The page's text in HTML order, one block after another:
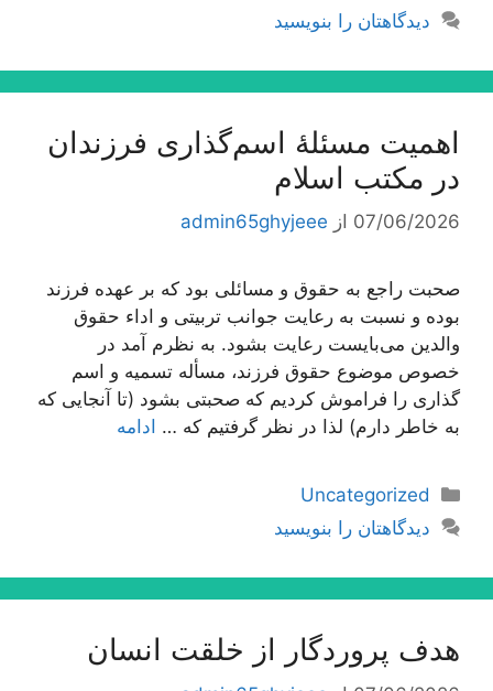
دیدگاهتان را بنویسید
اهمیت مسئلۀ اسم‌گذارى فرزندان
در مكتب اسلام
07/06/2026 از admin65ghyjeee
صحبت راجع به حقوق و مسائلی بود كه بر عهده فرزند
بوده و نسبت به رعایت جوانب تربیتی و اداء حقوق
والدین می‌بایست رعایت بشود. به نظرم آمد در
خصوص موضوع حقوق فرزند، مسأله تسمیه و اسم
گذاری را فراموش كردیم كه صحبتی بشود (تا آنجایی كه
به خاطر دارم) لذا در نظر گرفتیم كه … ادامه
دسته‌ها
Uncategorized
دیدگاهتان را بنویسید
هدف پروردگار از خلقت انسان